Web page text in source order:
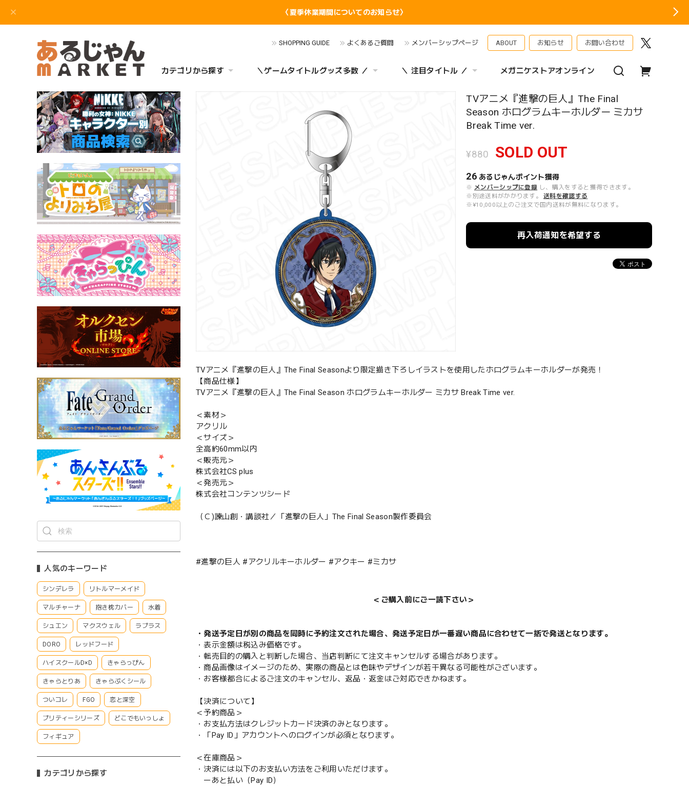
〈夏季休業期間についてのお知らせ〉
SHOPPING GUIDE よくあるご質問 メンバーシップページ ABOUT お知らせ お問い合わせ
カテゴリから探す ＼ゲームタイトルグッズ多数 ／ ＼ 注目タイトル ／ メガニケストアオンライン
人気のキーワード
シンデレラ リトルマーメイド
マルチャーナ 抱き枕カバー 水着
シュエン マクスウェル ラプラス
DORO レッドフード
ハイスクールD×D きゃらっぴん
きゃらとりあ きゃらぷくシール
ついコレ FGO 恋と深空
プリティーシリーズ どこでもいっしょ
フィギュア
カテゴリから探す
TVアニメ『進撃の巨人』The Final
Season ホログラムキーホルダー ミカサ
Break Time ver.
¥880 SOLD OUT
26 あるじゃんポイント獲得
※ メンバーシップに登録 し、購入をすると獲得できます。
※別途送料がかかります。
送料を確認する
※¥10,000以上のご注文で国内送料が無料になります。
再入荷通知を希望する
TVアニメ『進撃の巨人』The Final Seasonより限定描き下ろしイラストを使用したホログラムキーホルダーが発売！
【商品仕様】
TVアニメ『進撃の巨人』The Final Season ホログラムキーホルダー ミカサ Break Time ver.
＜素材＞
アクリル
＜サイズ＞
全高約60mm以内
＜販売元＞
株式会社CS plus
＜発売元＞
株式会社コンテンツシード
（Ｃ)諫山創・講談社／「進撃の巨人」The Final Season製作委員会
#進撃の巨人 #アクリルキーホルダー #アクキー #ミカサ
＜ご購入前にご一読下さい＞
・発送予定日が別の商品を同時に予約注文された場合、発送予定日が一番遅い商品に合わせて一括で発送となります。
・表示金額は税込み価格です。
・転売目的の購入と判断した場合、当店判断にて注文キャンセルする場合があります。
・商品画像はイメージのため、実際の商品とは色味やデザインが若干異なる可能性がございます。
・お客様都合によるご注文のキャンセル、返品・返金はご対応できかねます。
【決済について】
＜予約商品＞
・お支払方法はクレジットカード決済のみとなります。
・「Pay ID」アカウントへのログインが必須となります。
＜在庫商品＞
・決済には以下のお支払い方法をご利用いただけます。
ーあと払い（Pay ID）